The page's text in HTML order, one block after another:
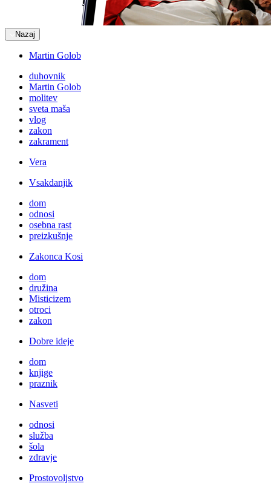
Nazaj
Martin Golob
duhovnik
Martin Golob
molitev
sveta maša
vlog
zakon
zakrament
Vera
Vsakdanjik
dom
odnosi
osebna rast
preizkušnje
Zakonca Kosi
dom
družina
Misticizem
otroci
zakon
Dobre ideje
dom
knjige
praznik
Nasveti
odnosi
služba
šola
zdravje
Prostovoljstvo